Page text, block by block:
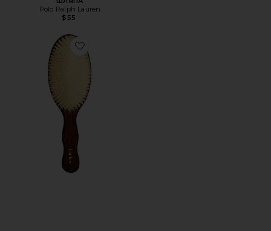
Polo Ralph Lauren
$55
Favorite ОСНОВА ЩЕТКИ "РУСАЛКА" С ЩЕТИНОЙ ИЗ